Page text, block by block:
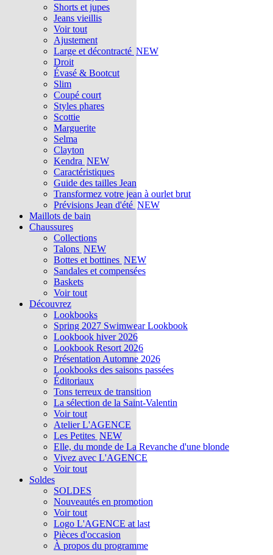
Shorts et jupes
Jeans vieillis
Voir tout
Ajustement
Large et décontracté NEW
Droit
Évasé & Bootcut
Slim
Coupé court
Styles phares
Scottie
Marguerite
Selma
Clayton
Kendra NEW
Caractéristiques
Guide des tailles Jean
Transformez votre jean à ourlet brut
Prévisions Jean d'été NEW
Maillots de bain
Chaussures
Collections
Talons NEW
Bottes et bottines NEW
Sandales et compensées
Baskets
Voir tout
Découvrez
Lookbooks
Spring 2027 Swimwear Lookbook
Lookbook hiver 2026
Lookbook Resort 2026
Présentation Automne 2026
Lookbooks des saisons passées
Éditoriaux
Tons terreux de transition
La sélection de la Saint-Valentin
Voir tout
Atelier L'AGENCE
Les Petites NEW
Elle, du monde de La Revanche d'une blonde
Vivez avec L'AGENCE
Voir tout
Soldes
SOLDES
Nouveautés en promotion
Voir tout
Logo L'AGENCE at last
Pièces d'occasion
À propos du programme